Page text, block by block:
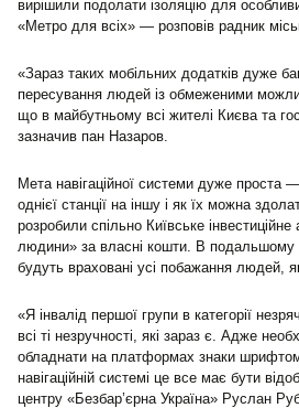
вирішили подолати ізоляцію для
«Метро для всіх» — розповів радник
«Зараз таких мобільних додатків дуже
пересування людей із обмеженими
що в майбутньому всі жителі Києва та
зазначив пан Назаров.
Мета навігаційної системи дуже проста
однієї станції на іншу і як їх можна
розробили спільно Київське
людини» за власні кошти. В подальшому
будуть враховані усі побажання людей,
«Я інвалід першої групи в категорії
всі ті незручності, які зараз є. Адже
обладнати на платформах знаки
навігаційній системі це все має бути
центру «Безбар’єрна Україна» Руслан